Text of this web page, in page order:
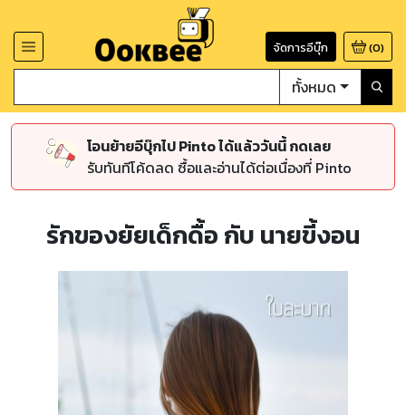
จัดการอีบุ๊ก (0)
ทั้งหมด
โอนย้ายอีบุ๊กไป Pinto ได้แล้ววันนี้ กดเลย
รับทันทีโค้ดลด ซื้อและอ่านได้ต่อเนื่องที่ Pinto
รักของยัยเด็กดื้อ กับ นายขี้งอน